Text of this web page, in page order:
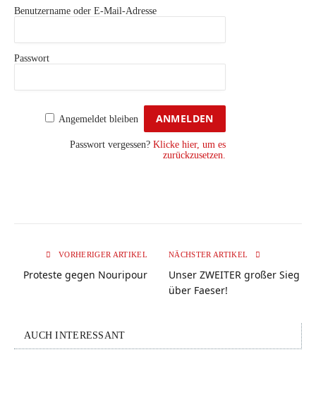
Benutzername oder E-Mail-Adresse
Passwort
Angemeldet bleiben
Passwort vergessen? Klicke hier, um es
zurückzusetzen.
VORHERIGER ARTIKEL
Proteste gegen Nouripour
NÄCHSTER ARTIKEL
Unser ZWEITER großer Sieg
über Faeser!
AUCH INTERESSANT